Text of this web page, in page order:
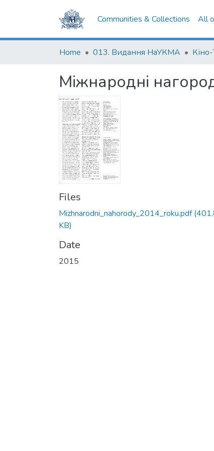
Communities & Collections All
Home 013. Видання НаУКМА
Міжнародні
Files
Mizhnarodni_nahorody_2014_roku.pdf
KB)
Date
2015